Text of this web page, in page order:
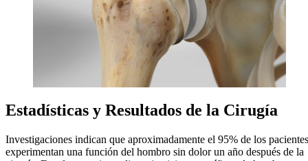
Estadísticas y Resultados de la Cirugía
Investigaciones indican que aproximadamente el 95% de los pacientes
experimentan una función del hombro sin dolor un año después de la